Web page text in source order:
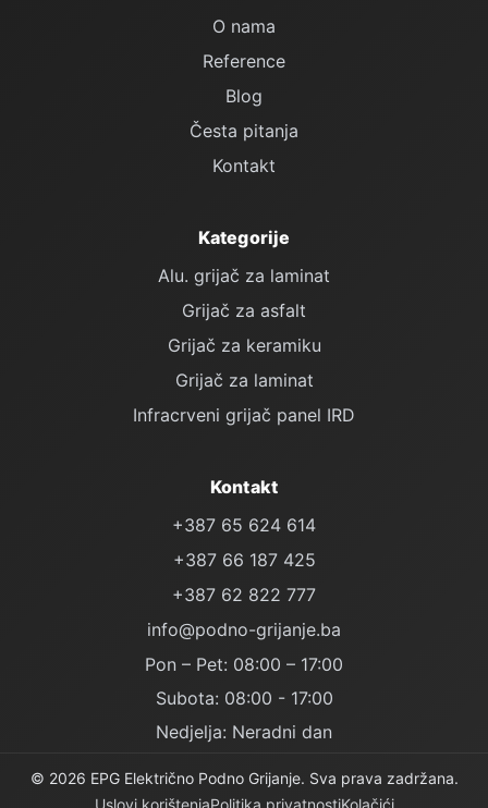
O nama
Reference
Blog
Česta pitanja
Kontakt
Kategorije
Alu. grijač za laminat
Grijač za asfalt
Grijač za keramiku
Grijač za laminat
Infracrveni grijač panel IRD
Kontakt
+387 65 624 614
+387 66 187 425
+387 62 822 777
info@podno-grijanje.ba
Pon – Pet: 08:00 – 17:00
Subota: 08:00 - 17:00
Nedjelja: Neradni dan
© 2026 EPG Električno Podno Grijanje. Sva prava zadržana.
Uslovi korištenjaPolitika privatnostiKolačići